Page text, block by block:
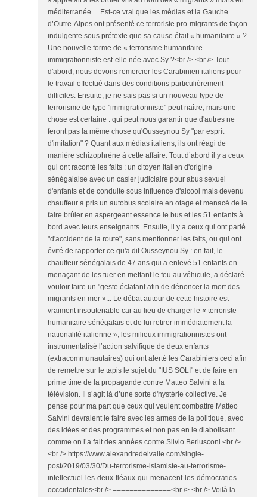
méditerranée… Est-ce vrai que les médias et la Gauche
d’Outre-Alpes ont présenté ce terroriste pro-migrants de façon
indulgente sous prétexte que sa cause était « humanitaire » ?
Une nouvelle forme de « terrorisme humanitaire-
immigrationniste est-elle née avec Sy ?<br /> <br /> Tout
d'abord, nous devons remercier les Carabinieri italiens pour
le travail effectué dans des conditions particulièrement
difficiles. Ensuite, je ne sais pas si un nouveau type de
terrorisme de type "immigrationniste" peut naître, mais une
chose est certaine : qui peut nous garantir que d'autres ne
feront pas la même chose qu'Ousseynou Sy "par esprit
d'imitation" ? Quant aux médias italiens, ils ont réagi de
manière schizophrène à cette affaire. Tout d’abord il y a ceux
qui ont raconté les faits : un citoyen italien d'origine
sénégalaise avec un casier judiciaire pour abus sexuel
d'enfants et de conduite sous influence d'alcool mais devenu
chauffeur a pris un autobus scolaire en otage et menacé de le
faire brûler en aspergeant essence le bus et les 51 enfants à
bord avec leurs enseignants. Ensuite, il y a ceux qui ont parlé
"d'accident de la route", sans mentionner les faits, ou qui ont
évité de rapporter ce qu'a dit Ousseynou Sy : en fait, le
chauffeur sénégalais de 47 ans qui a enlevé 51 enfants en
menaçant de les tuer en mettant le feu au véhicule, a déclaré
vouloir faire un "geste éclatant afin de dénoncer la mort des
migrants en mer »... Le débat autour de cette histoire est
vraiment insoutenable car au lieu de charger le « terroriste
humanitaire sénégalais et de lui retirer immédiatement la
nationalité italienne », les milieux immigrationnistes ont
instrumentalisé l’action salvifique de deux enfants
(extracommunautaires) qui ont alerté les Carabiniers ceci afin
de remettre sur le tapis le sujet du "IUS SOLI" et de faire en
prime time de la propagande contre Matteo Salvini à la
télévision. Il s’agit là d’une sorte d'hystérie collective. Je
pense pour ma part que ceux qui veulent combattre Matteo
Salvini devraient le faire avec les armes de la politique, avec
des idées et des programmes et non pas en le diabolisant
comme on l’a fait des années contre Silvio Berlusconi.<br />
<br /> https://www.alexandredelvalle.com/single-
post/2019/03/30/Du-terrorisme-islamiste-au-terrorisme-
intellectuel-les-deux-fléaux-qui-menacent-les-démocraties-
occcidentales<br /> ==============<br /> <br /> Voilà la